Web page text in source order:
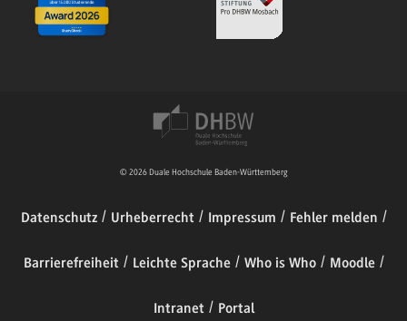
© 2026 Duale Hochschule Baden-Württemberg
Datenschutz Urheberrecht Impressum Fehler melden
Barrierefreiheit Leichte Sprache Who is Who Moodle
Intranet Portal